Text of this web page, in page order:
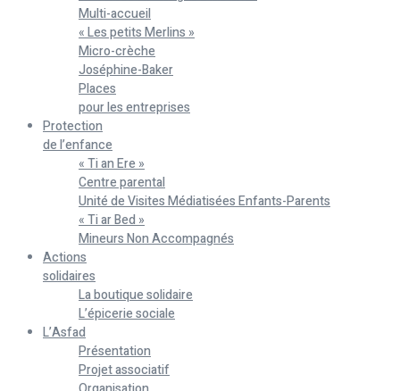
Multi-accueil
« Les petits Merlins »
Micro-crèche
Joséphine-Baker
Places
pour les entreprises
Protection
de l’enfance
« Ti an Ere »
Centre parental
Unité de Visites Médiatisées Enfants-Parents
« Ti ar Bed »
Mineurs Non Accompagnés
Actions
solidaires
La boutique solidaire
L’épicerie sociale
L’Asfad
Présentation
Projet associatif